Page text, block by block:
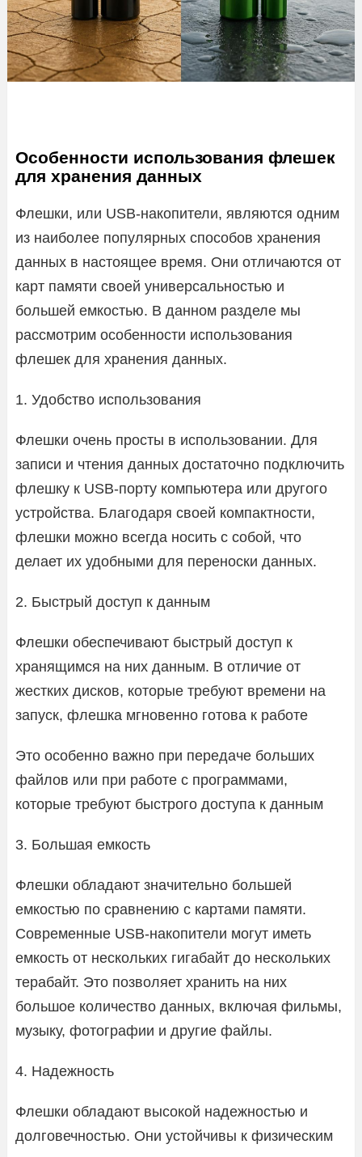
Особенности использования флешек
для хранения данных
Флешки, или USB-накопители, являются одним
из наиболее популярных способов хранения
данных в настоящее время. Они отличаются от
карт памяти своей универсальностью и
большей емкостью. В данном разделе мы
рассмотрим особенности использования
флешек для хранения данных.
1. Удобство использования
Флешки очень просты в использовании. Для
записи и чтения данных достаточно подключить
флешку к USB-порту компьютера или другого
устройства. Благодаря своей компактности,
флешки можно всегда носить с собой, что
делает их удобными для переноски данных.
2. Быстрый доступ к данным
Флешки обеспечивают быстрый доступ к
хранящимся на них данным. В отличие от
жестких дисков, которые требуют времени на
запуск, флешка мгновенно готова к работе
Это особенно важно при передаче больших
файлов или при работе с программами,
которые требуют быстрого доступа к данным
3. Большая емкость
Флешки обладают значительно большей
емкостью по сравнению с картами памяти.
Современные USB-накопители могут иметь
емкость от нескольких гигабайт до нескольких
терабайт. Это позволяет хранить на них
большое количество данных, включая фильмы,
музыку, фотографии и другие файлы.
4. Надежность
Флешки обладают высокой надежностью и
долговечностью. Они устойчивы к физическим